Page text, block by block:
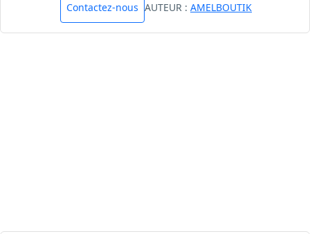
Contactez-nous AUTEUR : AMELBOUTIK